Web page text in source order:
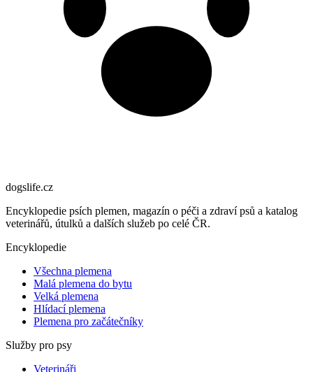
dogslife.cz
Encyklopedie psích plemen, magazín o péči a zdraví psů a katalog
veterinářů, útulků a dalších služeb po celé ČR.
Encyklopedie
Všechna plemena
Malá plemena do bytu
Velká plemena
Hlídací plemena
Plemena pro začátečníky
Služby pro psy
Veterináři